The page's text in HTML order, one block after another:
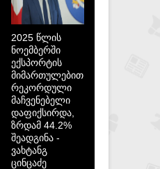
2025 წლის
ნოემბერში
ექსპორტის
მიმართულებით
რეკორდული
მაჩვენებელი
დაფიქსირდა,
ზრდამ 44.2%
შეადგინა -
ვახტანგ
ცინცაძე